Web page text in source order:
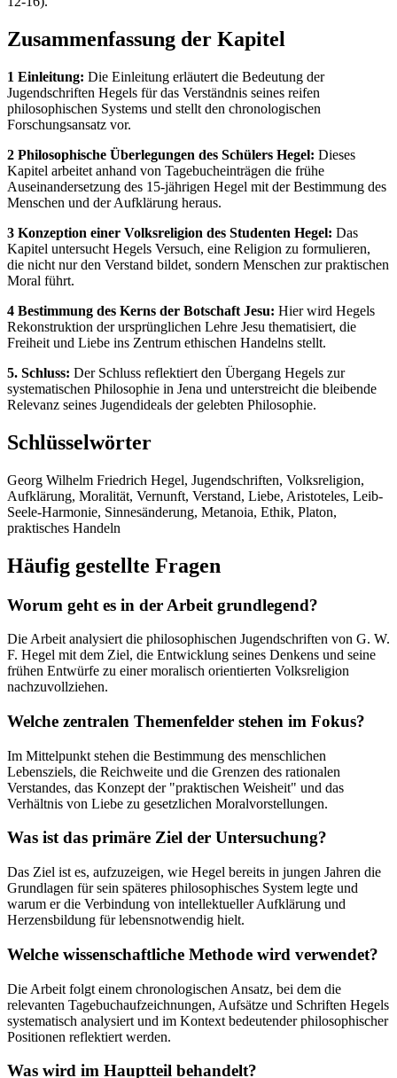
Zusammenfassung der Kapitel
1 Einleitung: Die Einleitung erläutert die Bedeutung der
Jugendschriften Hegels für das Verständnis seines reifen
philosophischen Systems und stellt den chronologischen
Forschungsansatz vor.
2 Philosophische Überlegungen des Schülers Hegel: Dieses
Kapitel arbeitet anhand von Tagebucheinträgen die frühe
Auseinandersetzung des 15-jährigen Hegel mit der Bestimmung des
Menschen und der Aufklärung heraus.
3 Konzeption einer Volksreligion des Studenten Hegel: Das
Kapitel untersucht Hegels Versuch, eine Religion zu formulieren,
die nicht nur den Verstand bildet, sondern Menschen zur praktischen
Moral führt.
4 Bestimmung des Kerns der Botschaft Jesu: Hier wird Hegels
Rekonstruktion der ursprünglichen Lehre Jesu thematisiert, die
Freiheit und Liebe ins Zentrum ethischen Handelns stellt.
5. Schluss: Der Schluss reflektiert den Übergang Hegels zur
systematischen Philosophie in Jena und unterstreicht die bleibende
Relevanz seines Jugendideals der gelebten Philosophie.
Schlüsselwörter
Georg Wilhelm Friedrich Hegel, Jugendschriften, Volksreligion,
Aufklärung, Moralität, Vernunft, Verstand, Liebe, Aristoteles, Leib-
Seele-Harmonie, Sinnesänderung, Metanoia, Ethik, Platon,
praktisches Handeln
Häufig gestellte Fragen
Worum geht es in der Arbeit grundlegend?
Die Arbeit analysiert die philosophischen Jugendschriften von G. W.
F. Hegel mit dem Ziel, die Entwicklung seines Denkens und seine
frühen Entwürfe zu einer moralisch orientierten Volksreligion
nachzuvollziehen.
Welche zentralen Themenfelder stehen im Fokus?
Im Mittelpunkt stehen die Bestimmung des menschlichen
Lebensziels, die Reichweite und die Grenzen des rationalen
Verstandes, das Konzept der "praktischen Weisheit" und das
Verhältnis von Liebe zu gesetzlichen Moralvorstellungen.
Was ist das primäre Ziel der Untersuchung?
Das Ziel ist es, aufzuzeigen, wie Hegel bereits in jungen Jahren die
Grundlagen für sein späteres philosophisches System legte und
warum er die Verbindung von intellektueller Aufklärung und
Herzensbildung für lebensnotwendig hielt.
Welche wissenschaftliche Methode wird verwendet?
Die Arbeit folgt einem chronologischen Ansatz, bei dem die
relevanten Tagebuchaufzeichnungen, Aufsätze und Schriften Hegels
systematisch analysiert und im Kontext bedeutender philosophischer
Positionen reflektiert werden.
Was wird im Hauptteil behandelt?